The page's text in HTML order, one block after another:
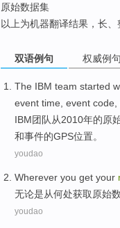
原始数据集
以上为机器翻译结果，长、
双语例句 权威例句
The IBM team started
event time , event code
IBM团队 从2010年的原
和事件的GPS位置。
youdao
Wherever you get your
无论是从何处获取 原始
youdao